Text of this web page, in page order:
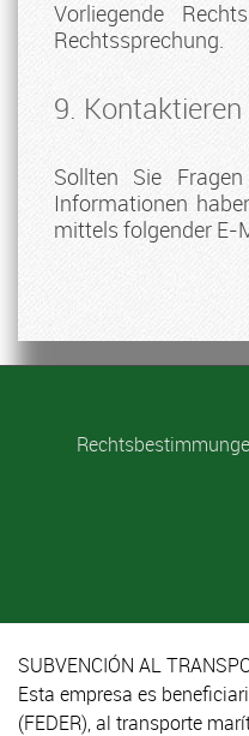
Vorliegende
Rechtssprechung.
9. Kontaktieren
Sollten Sie
Informationen
mittels folgender E-
SUBVENCIÓN AL
Esta empresa es
(FEDER), al transporte